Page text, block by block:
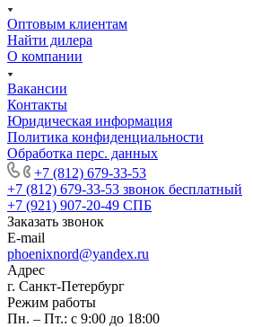
Оптовым клиентам
Найти дилера
О компании
Вакансии
Контакты
Юридическая информация
Политика конфиденциальности
Обработка перс. данных
+7 (812) 679-33-53
+7 (812) 679-33-53 звонок бесплатный
+7 (921) 907-20-49 СПБ
Заказать звонок
E-mail
phoenixnord@yandex.ru
Адрес
г. Санкт-Петербург
Режим работы
Пн. – Пт.: с 9:00 до 18:00